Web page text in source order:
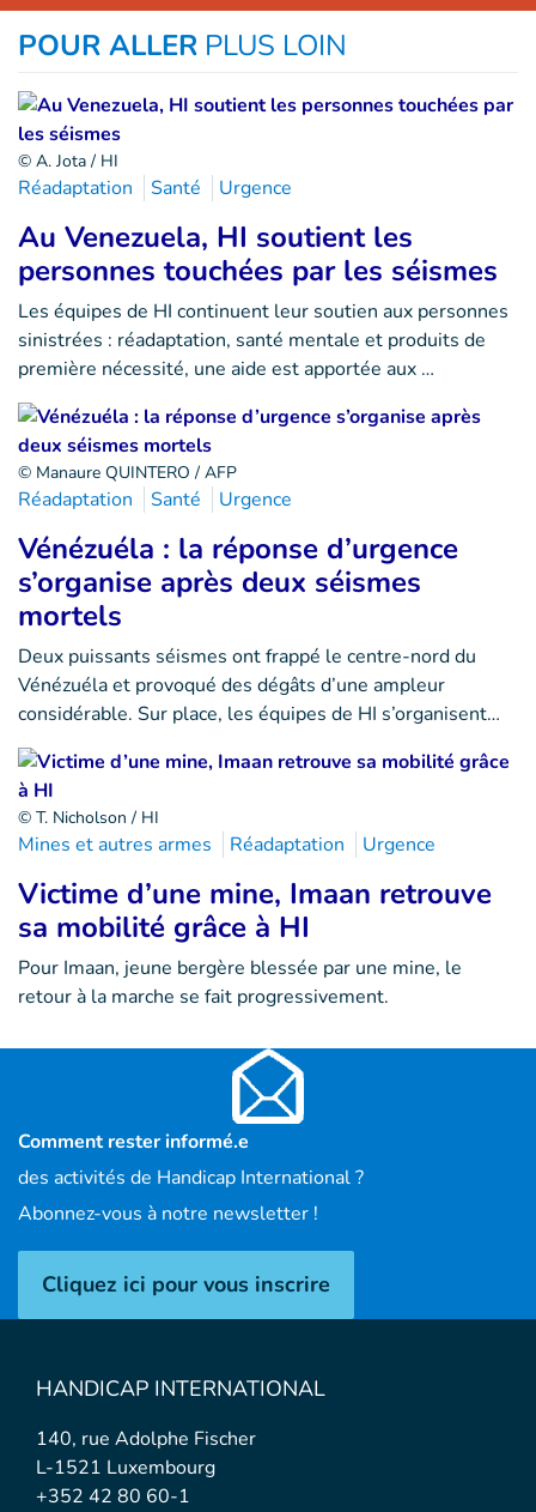
POUR ALLER PLUS LOIN
© A. Jota / HI
Réadaptation Santé Urgence
Au Venezuela, HI soutient les
personnes touchées par les séismes
Les équipes de HI continuent leur soutien aux personnes
sinistrées : réadaptation, santé mentale et produits de
première nécessité, une aide est apportée aux …
© Manaure QUINTERO / AFP
Réadaptation Santé Urgence
Vénézuéla : la réponse d’urgence
s’organise après deux séismes
mortels
Deux puissants séismes ont frappé le centre-nord du
Vénézuéla et provoqué des dégâts d’une ampleur
considérable. Sur place, les équipes de HI s’organisent…
© T. Nicholson / HI
Mines et autres armes Réadaptation Urgence
Victime d’une mine, Imaan retrouve
sa mobilité grâce à HI
Pour Imaan, jeune bergère blessée par une mine, le
retour à la marche se fait progressivement.
Comment rester informé.e
des activités de Handicap International ?
Abonnez-vous à notre newsletter !
Cliquez ici pour vous inscrire
HANDICAP INTERNATIONAL
140, rue Adolphe Fischer
L-1521 Luxembourg
+352 42 80 60-1